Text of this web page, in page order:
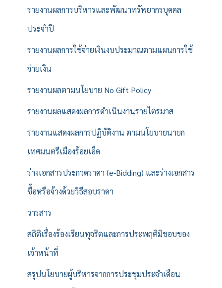
รายงานผลการบริหารและพัฒนาทรัพยากรบุคคล
ประจำปี
รายงานผลการใช้จ่ายเงินงบประมาณตามแผนการใช้
จ่ายเงิน
รายงานผลตามนโยบาย No Gift Policy
รายงานผลแสดงผลการดำเนินงานรายไตรมาส
รายงานแสดงผลการปฏิบัติงาน ตามนโยบายนายก
เทศมนตรีเมืองร้อยเอ็ด
ร่างเอกสารประกวดราคา (e-Bidding) และร่างเอกสาร
ซื้อหรือจ้างด้วยวิธีสอบราคา
วารสาร
สถิติเรื่องร้องเรียนทุจริตและการประพฤติมิชอบของ
เจ้าหน้าที่
สรุปนโยบายผู้บริหารจากการประชุมประจำเดือน